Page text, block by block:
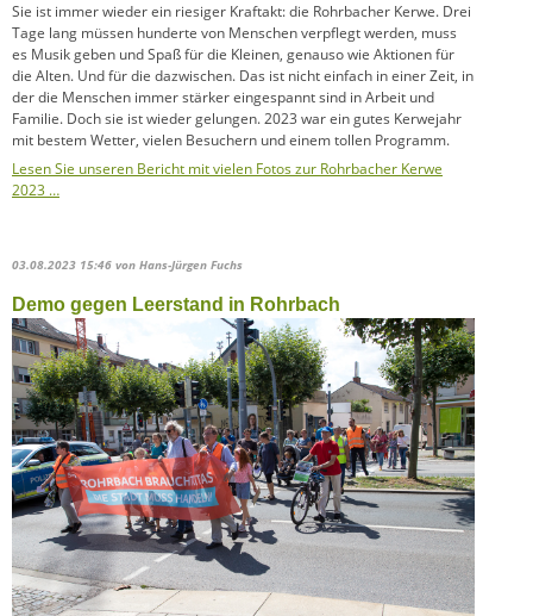
Sie ist immer wieder ein riesiger Kraftakt: die Rohrbacher Kerwe. Drei
Tage lang müssen hunderte von Menschen verpflegt werden, muss
es Musik geben und Spaß für die Kleinen, genauso wie Aktionen für
die Alten. Und für die dazwischen. Das ist nicht einfach in einer Zeit, in
der die Menschen immer stärker eingespannt sind in Arbeit und
Familie. Doch sie ist wieder gelungen. 2023 war ein gutes Kerwejahr
mit bestem Wetter, vielen Besuchern und einem tollen Programm.
Lesen Sie unseren Bericht mit vielen Fotos zur Rohrbacher Kerwe
2023 …
03.08.2023 15:46 von Hans-Jürgen Fuchs
Demo gegen Leerstand in Rohrbach